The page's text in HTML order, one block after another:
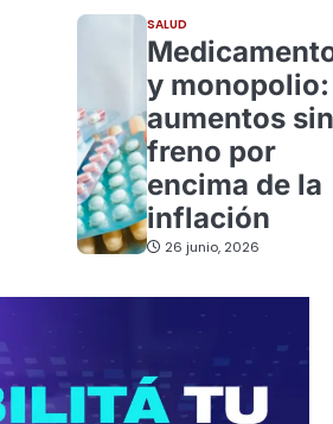
SALUD
y monopolio:
aumentos sin
freno por
encima de la
inflación
26 junio, 2026